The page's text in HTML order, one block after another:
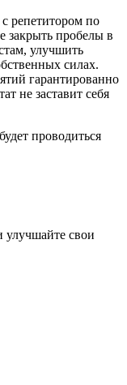
репетитором по
закрыть пробелы в
улучшить
силах.
гарантированно
не заставит себя
проводиться
улучшайте свои